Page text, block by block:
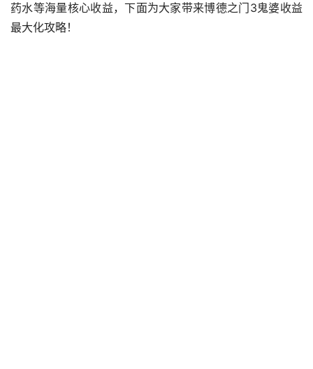
药水等海量核心收益，下面为大家带来博德之门3鬼婆收益
最大化攻略！